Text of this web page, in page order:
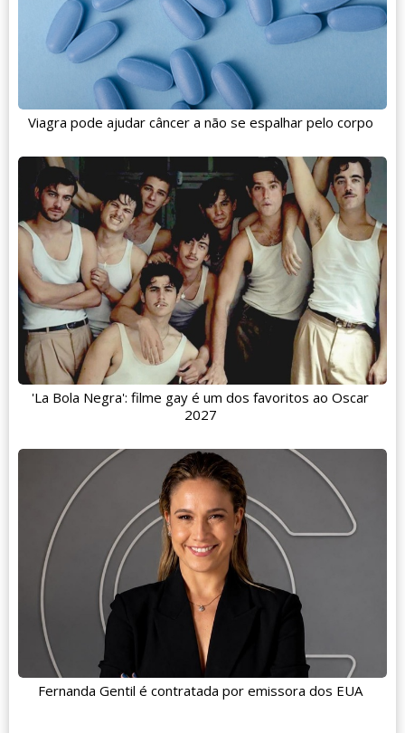
Viagra pode ajudar câncer a não se espalhar pelo corpo
'La Bola Negra': filme gay é um dos favoritos ao Oscar
2027
Fernanda Gentil é contratada por emissora dos EUA